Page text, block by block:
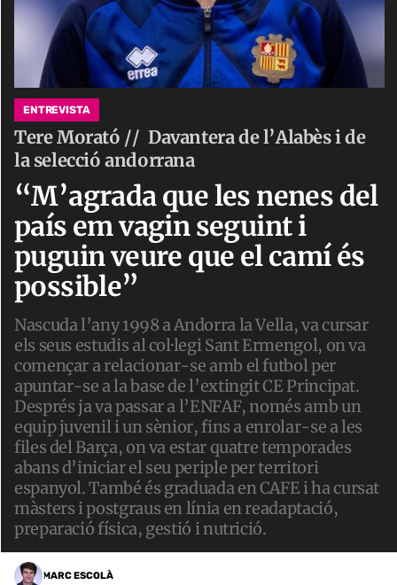
ENTREVISTA
Tere Morató // Davantera de l’Alabès i de
la selecció andorrana
“M’agrada que les nenes del
país em vagin seguint i
puguin veure que el camí és
possible”
Nascuda l’any 1998 a Andorra la Vella, va cursar
els seus estudis al col·legi Sant Ermengol, on va
començar a relacionar-se amb el futbol per
apuntar-se a la base de l’extingit CE Principat.
Després ja va passar a l’ENFAF, només amb un
equip juvenil i un sènior, fins a enrolar-se a les
files del Barça, on va estar quatre temporades
abans d’iniciar el seu periple per territori
espanyol. També és graduada en CAFE i ha cursat
màsters i postgraus en línia en readaptació,
preparació física, gestió i nutrició.
MARC ESCOLÀ